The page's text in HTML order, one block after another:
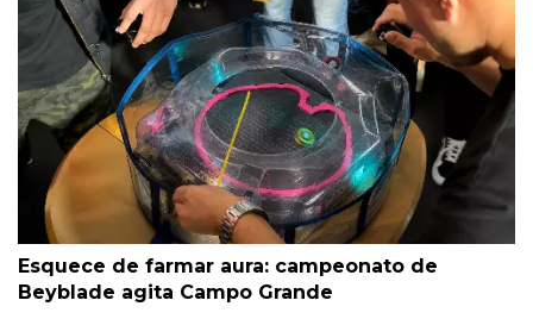
Esquece de farmar aura: campeonato de
Beyblade agita Campo Grande